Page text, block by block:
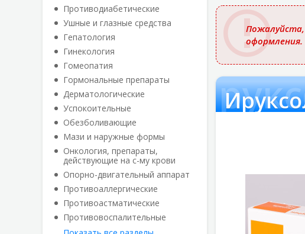
Противодиабетические
Ушные и глазные средства
Гепатология
Гинекология
Гомеопатия
Гормональные препараты
Дерматологические
Успокоительные
Обезболивающие
Мази и наружные формы
Онкология, препараты,
действующие на с-му крови
Опорно-двигательный аппарат
Противоаллергические
Противоастматические
Противовоспалительные
названию
Пожалуйста,
оформления.